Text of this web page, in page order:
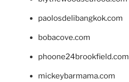
paolosdelibangkok.com
bobacove.com
phoone24brookfield.com
mickeybarmama.com